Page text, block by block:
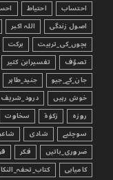
احتساب احتیاط
اصول زندگی
اللہ اکبر
بچوں_کی_تربیت
برکت
تصوّف
تفسیرابن کثیر
جان_کے_جیو
جنید_طاہر
خوش رہیں
درود_شریف
روزہ
زکوٰۃ سخاوت
سوچئیے
شادی
ضروری_باتیں
فکر
کامیابی